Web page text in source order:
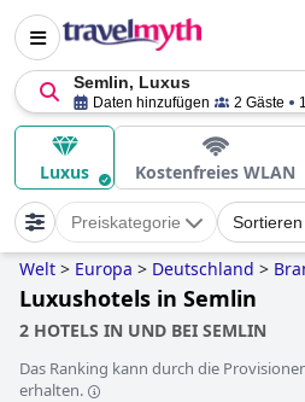
Semlin, Luxus
Daten hinzufügen 2 Gäste
Luxus Kostenfreies WLAN
Preiskategorie
Welt > Europa > Deutschland >
Luxushotels in Semlin
2 HOTELS IN UND BEI SEMLIN
Das Ranking kann durch die
erhalten.